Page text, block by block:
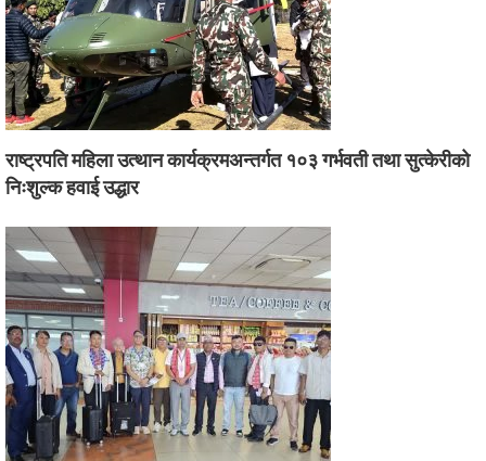
राष्ट्रपति महिला उत्थान कार्यक्रमअन्तर्गत १०३ गर्भवती तथा सुत्केरीको
निःशुल्क हवाई उद्धार